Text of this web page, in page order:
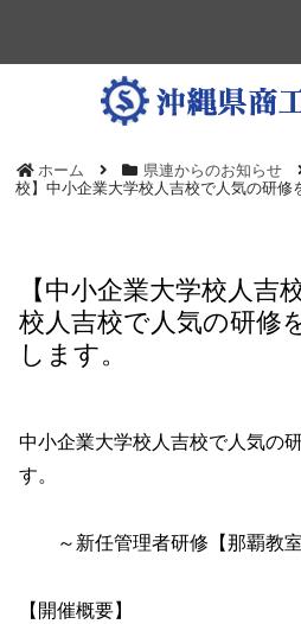
ホーム 県連からのお知らせ
校】中小企業大学校人吉校で人気の研修
【中小企業大学校人吉
校人吉校で人気の研修
します。
中小企業大学校人吉校で人気の
す。
～新任管理者研修【那覇教
【開催概要】